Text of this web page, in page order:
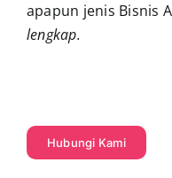
apapun jenis Bisnis
lengkap.
Hubungi Kami